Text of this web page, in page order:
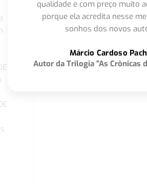
qualidade e com preço muito
porque ela acredita nesse
sonhos dos novos
Márcio Cardoso
Autor da Trilogia "As Crônicas